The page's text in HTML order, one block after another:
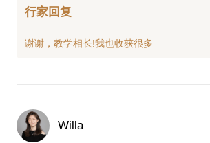
行家回复
Willa